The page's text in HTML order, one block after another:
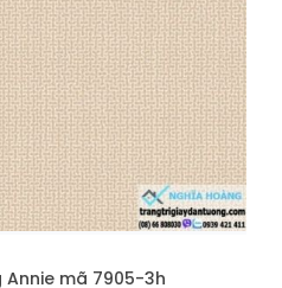
Annie mã 7905-3h